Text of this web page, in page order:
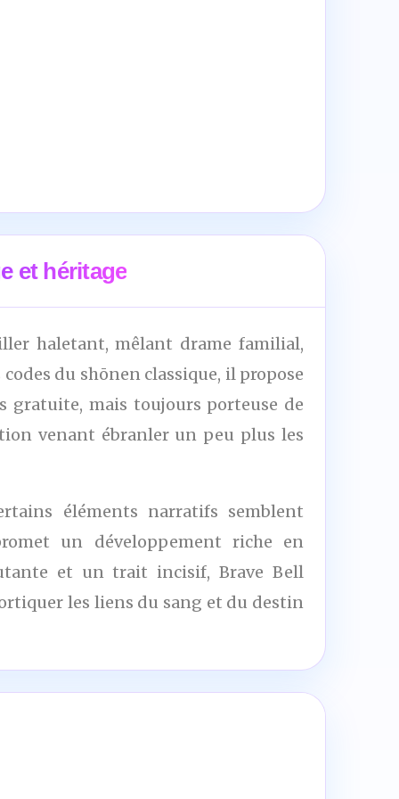
et héritage
haletant, mêlant drame familial,
du shōnen classique, il propose
gratuite, mais toujours porteuse de
venant ébranler un peu plus les
éléments narratifs semblent
un développement riche en
et un trait incisif, Brave Bell
les liens du sang et du destin